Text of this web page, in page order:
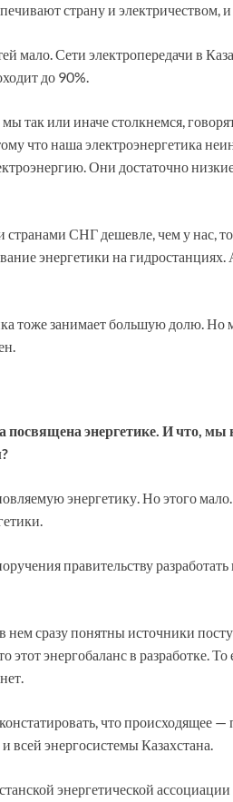
страну и электричеством,
Сети электропередачи в
до 90%.
так или иначе столкнемся,
что наша электроэнергетика
Они достаточно
СНГ дешевле, чем у нас,
энергетики на
тоже занимает большую долю. Но
энергетике. И что, мы
энергетику. Но этого
правительству
сразу понятны источники
энергобаланс в разработке. То
что происходящее —
энергосистемы Казахстана.
энергетической